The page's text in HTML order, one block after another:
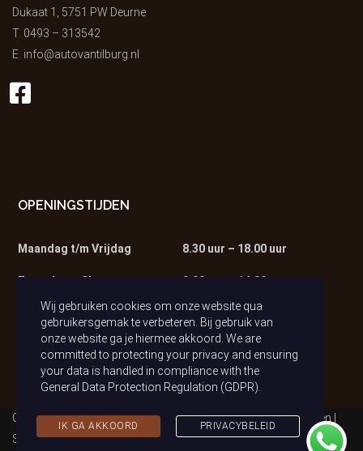
Dukaat 1, 5751 PW Deurne
T. 0493 – 313542
E. info@autovantilburg.nl
OPENINGSTIJDEN
Maandag t/m Vrijdag 8.30 uur – 18.00 uur
Zaterdag – Showroom 9.00 uur – 14.00 uur
Zaterdag – Werkplaats 9.00 uur – 13.00 uur
Copyright © 2021 Auto van Tilburg | Alle rechten voorbehouden |
Sitemap|Privacybeleid (AVG) | Realisatie & Onderhoud:2BeFresh
Wij gebruiken cookies om onze website qua
gebruikersgemak te verbeteren. Bij gebruik van
onze website ga je hiermee akkoord. We are
committed to protecting your privacy and ensuring
your data is handled in compliance with the
General Data Protection Regulation (GDPR)
IK GA AKKOORD PRIVACYBELEID